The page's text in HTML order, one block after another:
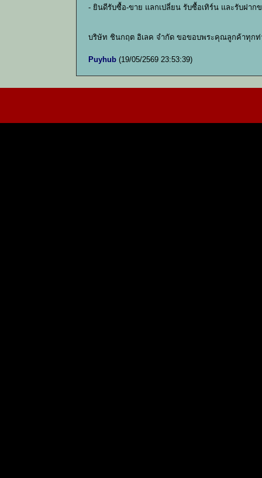
- ยินดีรับซื้อ-ขาย แลกเปลี่ยน รับซื้อเทิร์น และรับฝาก
บริษัท ชินกฤต อิเลค จำกัด ขอขอบพระคุณลูกค้าทุก
Puyhub (19/05/2569 23:53:39)